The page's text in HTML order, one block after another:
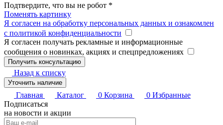
Подтвердите, что вы не робот *
Поменять картинку
Я согласен на обработку персональных данных и ознакомлен
с политикой конфиденциальности
Я согласен получать рекламные и информационные
сообщения о новинках, акциях и спецпредложениях
Назад к списку
Уточнить наличие
Главная Каталог 0 Корзина 0 Избранные
Подписаться
на новости и акции